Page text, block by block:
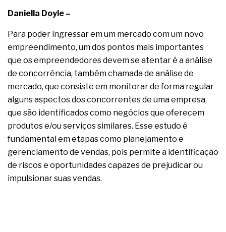
Daniella Doyle –
Para poder ingressar em um mercado com um novo
empreendimento, um dos pontos mais importantes
que os empreendedores devem se atentar é a análise
de concorrência, também chamada de análise de
mercado, que consiste em monitorar de forma regular
alguns aspectos dos concorrentes de uma empresa,
que são identificados como negócios que oferecem
produtos e/ou serviços similares. Esse estudo é
fundamental em etapas como planejamento e
gerenciamento de vendas, pois permite a identificação
de riscos e oportunidades capazes de prejudicar ou
impulsionar suas vendas.